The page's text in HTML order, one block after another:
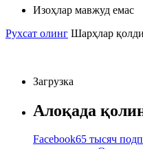
Изоҳлар мавжуд емас
Рухсат олинг Шарҳлар
Загрузка
Алоқада
Facebook65 тысяч